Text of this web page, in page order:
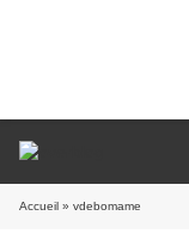
Accueil » vdebomame